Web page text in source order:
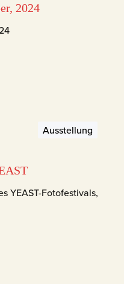
2024
Ausstellung
YEAST-Fotofestivals,